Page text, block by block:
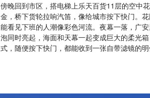
傍晚回到市区，搭电梯上乐天百货11层的空中
金，桥下货轮拉响汽笛，像给城市按下快门。
能看见下班的人潮像彩色河流。夜幕一落，广
泡同时亮起，海面和天幕一起变成巨大的柔光
式，随便按下快门，都能收到一张自带滤镜的明